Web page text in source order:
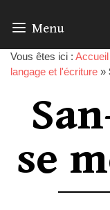
Menu
Vous êtes ici : Accueil
langage et l'écriture »
se